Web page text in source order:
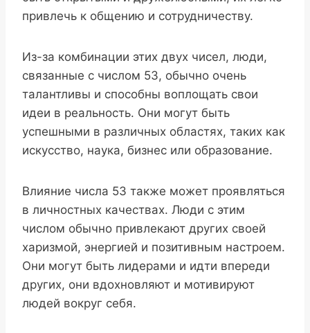
привлечь к общению и сотрудничеству.
Из-за комбинации этих двух чисел, люди,
связанные с числом 53, обычно очень
талантливы и способны воплощать свои
идеи в реальность. Они могут быть
успешными в различных областях, таких как
искусство, наука, бизнес или образование.
Влияние числа 53 также может проявляться
в личностных качествах. Люди с этим
числом обычно привлекают других своей
харизмой, энергией и позитивным настроем.
Они могут быть лидерами и идти впереди
других, они вдохновляют и мотивируют
людей вокруг себя.